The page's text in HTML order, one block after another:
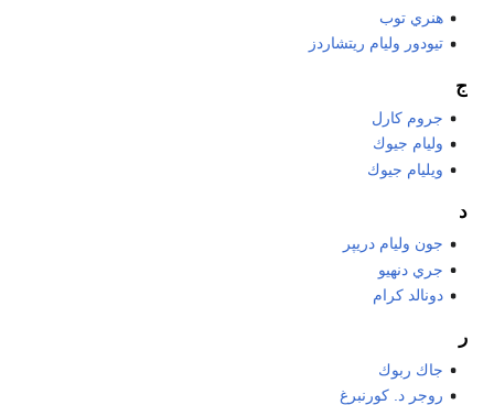
هنري توب
تيودور وليام ريتشاردز
ج
جروم كارل
وليام جيوك
ويليام جيوك
د
جون وليام دريپر
جري دنهيو
دونالد كرام
ر
جاك ربوك
روجر د. كورنبرغ